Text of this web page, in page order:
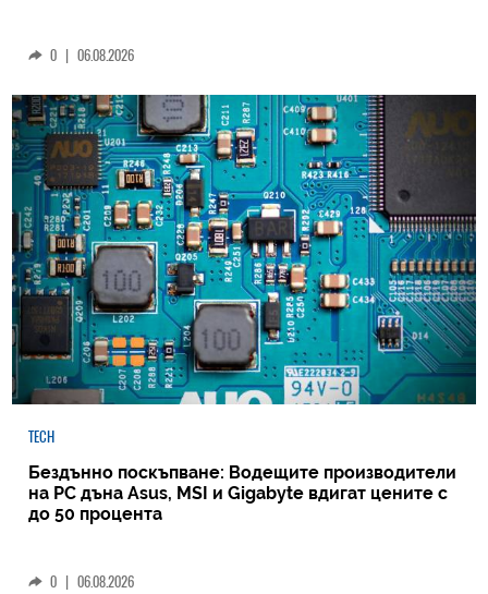
0 | 06.08.2026
TECH
Бездънно поскъпване: Водещите производители
на РС дъна Asus, MSI и Gigabyte вдигат цените с
до 50 процента
0 | 06.08.2026